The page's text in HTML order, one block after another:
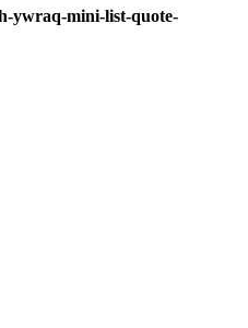
ywraq-mini-list-quote-